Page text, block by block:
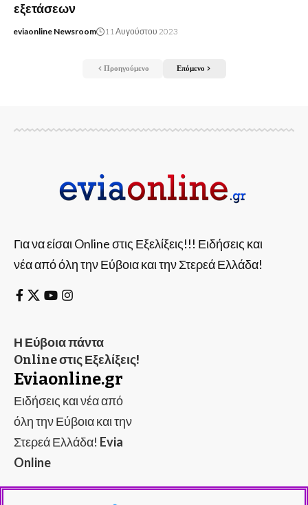
εξετάσεων
eviaonline Newsroom 11 Αυγούστου 2023
Προηγούμενο Επόμενο
Για να είσαι Online στις Εξελίξεις!!! Ειδήσεις και
νέα από όλη την Εύβοια και την Στερεά Ελλάδα!
Η Εύβοια πάντα
Online στις Εξελίξεις!
Eviaonline.gr
Ειδήσεις και νέα από
όλη την Εύβοια και την
Στερεά Ελλάδα! Evia
Online